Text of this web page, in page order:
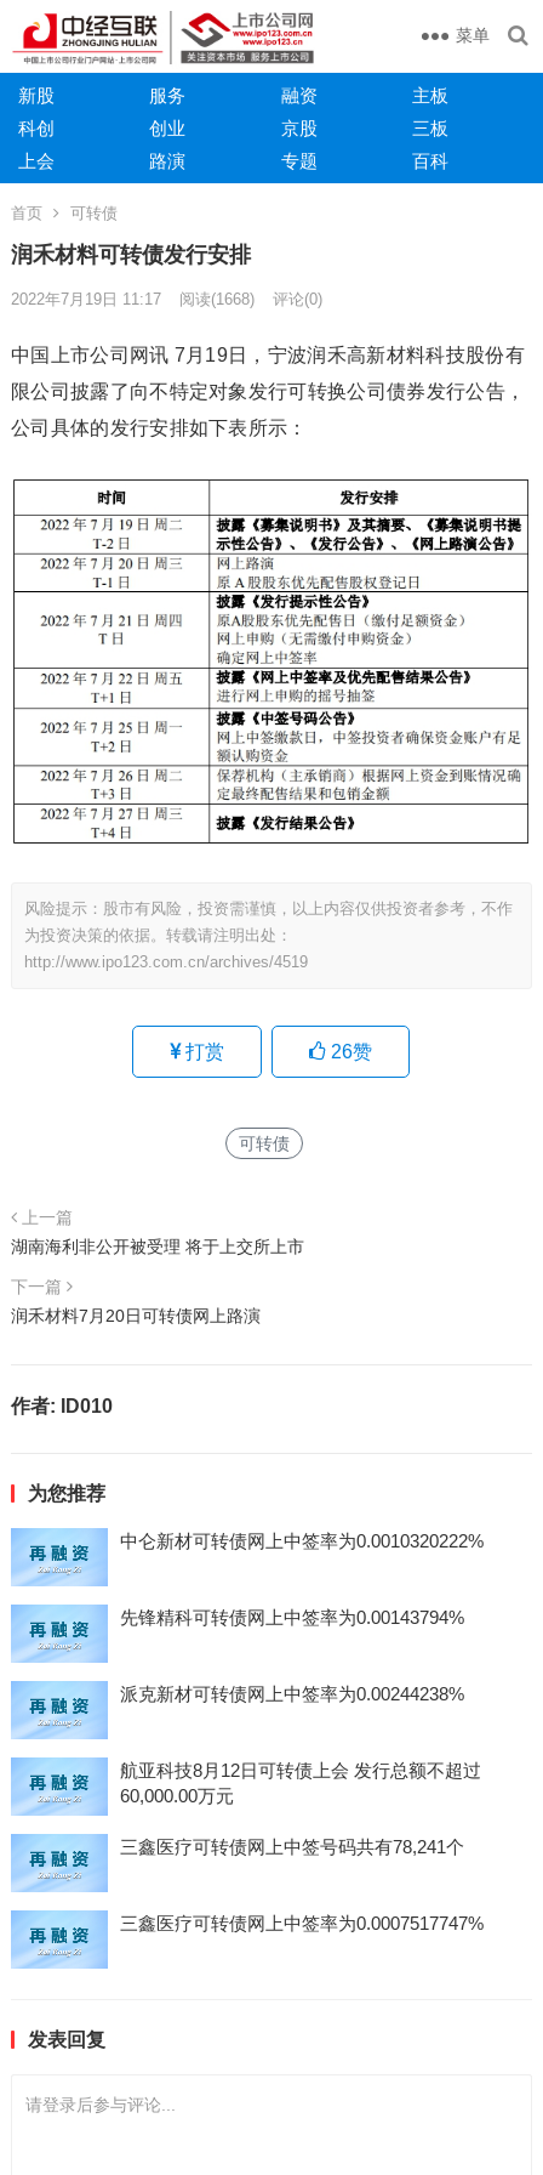
菜单
新股 服务 融资
主板
科创
创业 京股
三板
上会
路演 专题 百科
首页 可转债
润禾材料可转债发行安排
2022年7月19日 11:17 阅读(1668) 评论(0)
中国上市公司网讯 7月19日，宁波润禾高新材料科技股份有
限公司披露了向不特定对象发行可转换公司债券发行公告，
公司具体的发行安排如下表所示：
风险提示：股市有风险，投资需谨慎，以上内容仅供投资者参考，不作
为投资决策的依据。转载请注明出处：
http://www.ipo123.com.cn/archives/4519
打赏 26赞
可转债
上一篇
湖南海利非公开被受理 将于上交所上市
下一篇
润禾材料7月20日可转债网上路演
作者: ID010
为您推荐
中仑新材可转债网上中签率为0.0010320222%
先锋精科可转债网上中签率为0.00143794%
派克新材可转债网上中签率为0.00244238%
航亚科技8月12日可转债上会 发行总额不超过
60,000.00万元
三鑫医疗可转债网上中签号码共有78,241个
三鑫医疗可转债网上中签率为0.0007517747%
发表回复
请登录后参与评论...